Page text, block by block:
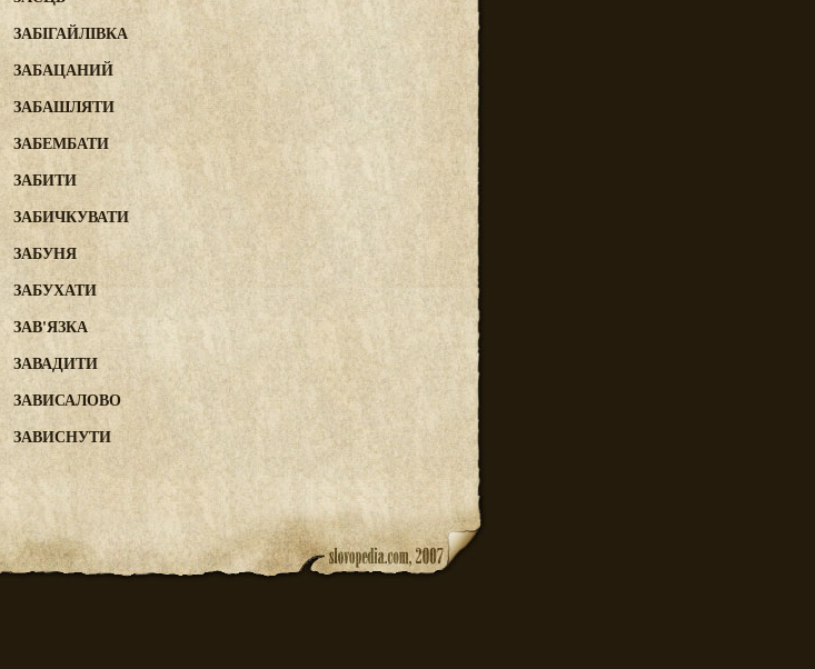
ЗАБІГАЙЛІВКА
ЗАБАЦАНИЙ
ЗАБАШЛЯТИ
ЗАБЕМБАТИ
ЗАБИТИ
ЗАБИЧКУВАТИ
ЗАБУНЯ
ЗАБУХАТИ
ЗАВ'ЯЗКА
ЗАВАДИТИ
ЗАВИСАЛОВО
ЗАВИСНУТИ